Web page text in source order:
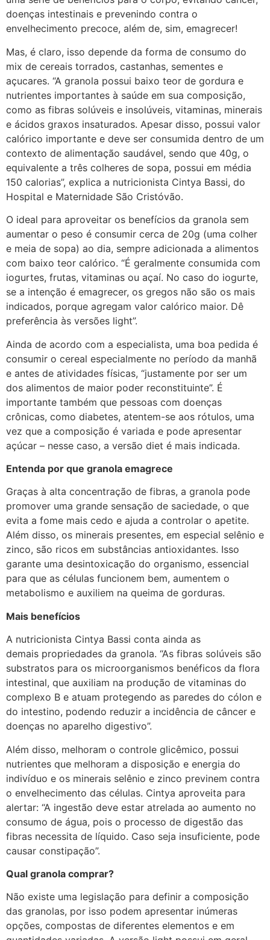
doenças intestinais e prevenindo contra o
envelhecimento precoce, além de, sim, emagrecer!
Mas, é claro, isso depende da forma de consumo do
mix de cereais torrados, castanhas, sementes e
açucares. “A granola possui baixo teor de gordura e
nutrientes importantes à saúde em sua composição,
como as fibras solúveis e insolúveis, vitaminas, minerais
e ácidos graxos insaturados. Apesar disso, possui valor
calórico importante e deve ser consumida dentro de um
contexto de alimentação saudável, sendo que 40g, o
equivalente a três colheres de sopa, possui em média
150 calorias”, explica a nutricionista Cintya Bassi, do
Hospital e Maternidade São Cristóvão.
O ideal para aproveitar os benefícios da granola sem
aumentar o peso é consumir cerca de 20g (uma colher
e meia de sopa) ao dia, sempre adicionada a alimentos
com baixo teor calórico. “É geralmente consumida com
iogurtes, frutas, vitaminas ou açaí. No caso do iogurte,
se a intenção é emagrecer, os gregos não são os mais
indicados, porque agregam valor calórico maior. Dê
preferência às versões light”.
Ainda de acordo com a especialista, uma boa pedida é
consumir o cereal especialmente no período da manhã
e antes de atividades físicas, “justamente por ser um
dos alimentos de maior poder reconstituinte”. É
importante também que pessoas com doenças
crônicas, como diabetes, atentem-se aos rótulos, uma
vez que a composição é variada e pode apresentar
açúcar – nesse caso, a versão diet é mais indicada.
Entenda por que granola emagrece
Graças à alta concentração de fibras, a granola pode
promover uma grande sensação de saciedade, o que
evita a fome mais cedo e ajuda a controlar o apetite.
Além disso, os minerais presentes, em especial selênio e
zinco, são ricos em substâncias antioxidantes. Isso
garante uma desintoxicação do organismo, essencial
para que as células funcionem bem, aumentem o
metabolismo e auxiliem na queima de gorduras.
Mais benefícios
A nutricionista Cintya Bassi conta ainda as
demais propriedades da granola. “As fibras solúveis são
substratos para os microorganismos benéficos da flora
intestinal, que auxiliam na produção de vitaminas do
complexo B e atuam protegendo as paredes do cólon e
do intestino, podendo reduzir a incidência de câncer e
doenças no aparelho digestivo”.
Além disso, melhoram o controle glicêmico, possui
nutrientes que melhoram a disposição e energia do
indivíduo e os minerais selênio e zinco previnem contra
o envelhecimento das células. Cintya aproveita para
alertar: “A ingestão deve estar atrelada ao aumento no
consumo de água, pois o processo de digestão das
fibras necessita de líquido. Caso seja insuficiente, pode
causar constipação”.
Qual granola comprar?
Não existe uma legislação para definir a composição
das granolas, por isso podem apresentar inúmeras
opções, compostas de diferentes elementos e em